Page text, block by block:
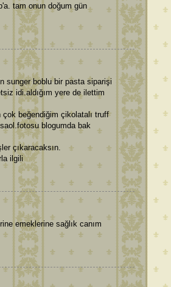
tam onun doğum gün
sunger boblu bir pasta siparişi
idi.aldığım yere de ilettim
beğendiğim çikolatalı truff
blogumda bak
çıkaracaksın.
ilgili
emeklerine sağlık canım